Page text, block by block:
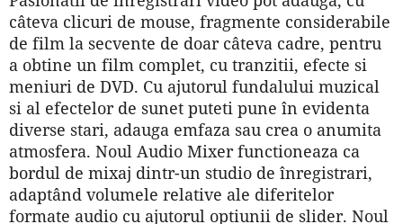
câteva clicuri de mouse, fragmente considerabile
de film la secvente de doar câteva cadre, pentru
a obtine un film complet, cu tranzitii, efecte si
meniuri de DVD. Cu ajutorul fundalului muzical
si al efectelor de sunet puteti pune în evidenta
diverse stari, adauga emfaza sau crea o anumita
atmosfera. Noul Audio Mixer functioneaza ca
bordul de mixaj dintr-un studio de înregistrari,
adaptând volumele relative ale diferitelor
formate audio cu ajutorul optiunii de slider. Noul